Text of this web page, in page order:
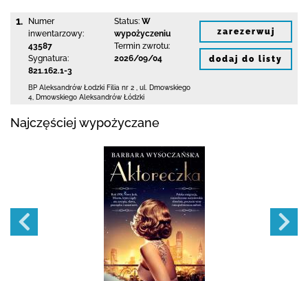
1.
Numer
inwentarzowy:
43587
Sygnatura:
821.162.1-3
Status: W
wypożyczeniu
Termin zwrotu:
2026/09/04
BP Aleksandrów Łodzki Filia nr 2
ul. Dmowskiego
4 Dmowskiego Aleksandrów Łódzki
zarezerwuj
dodaj do listy
Najczęściej wypożyczane